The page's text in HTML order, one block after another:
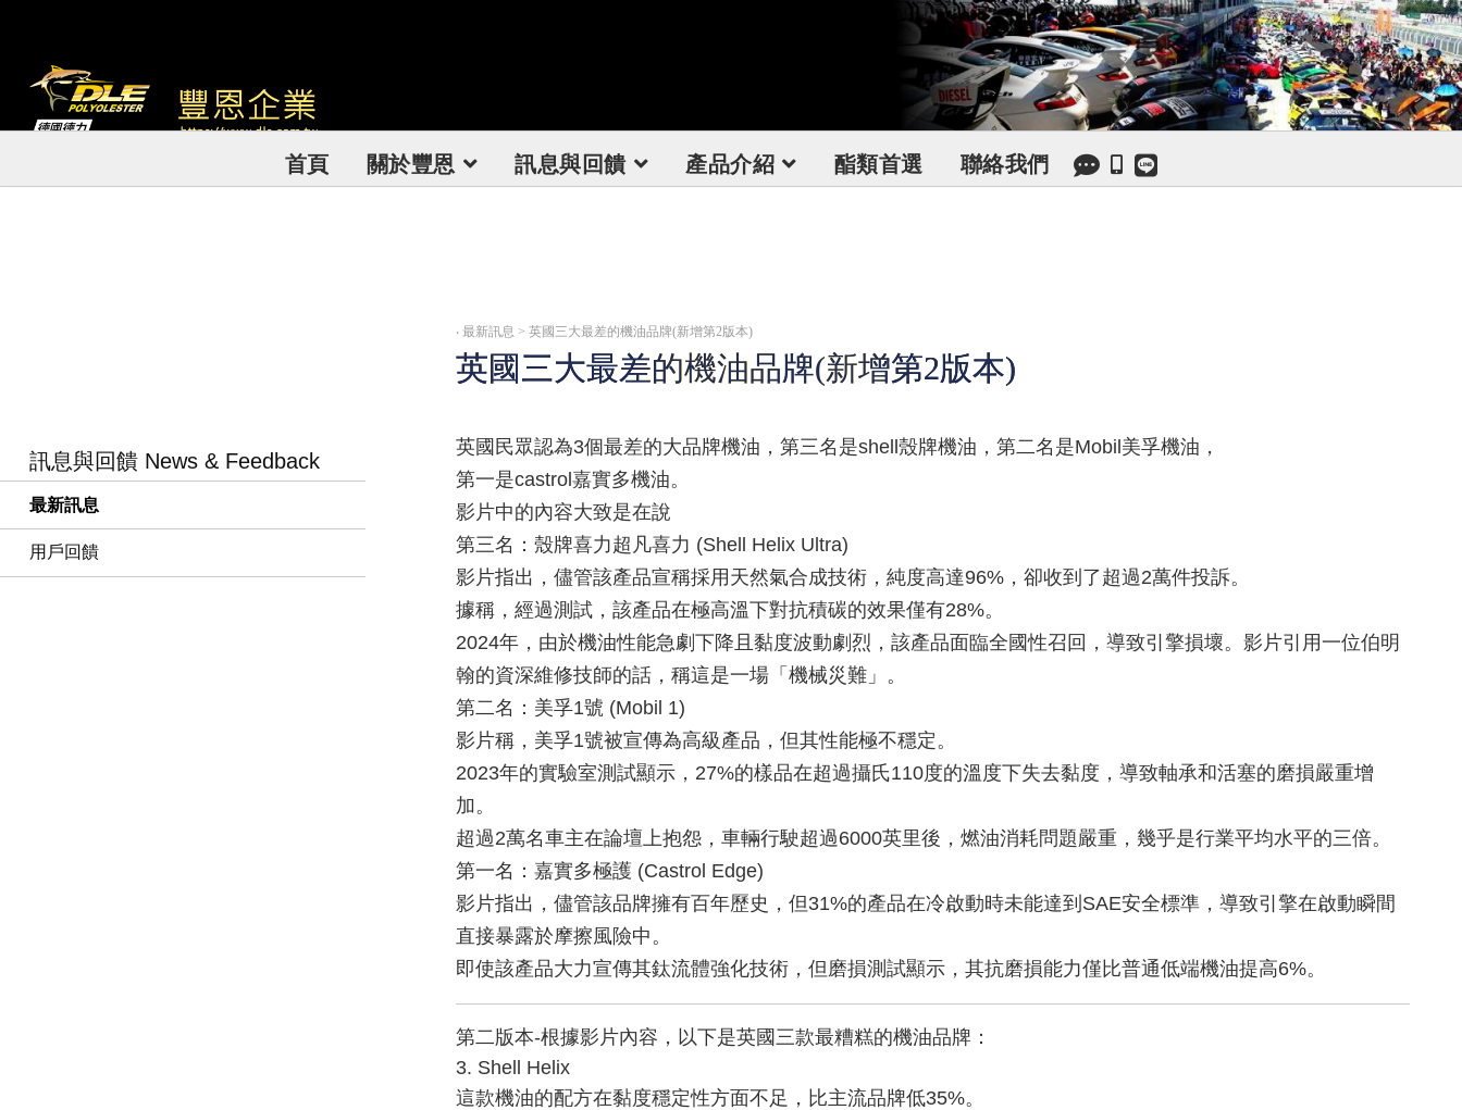
首頁 關於豐恩 訊息與回饋 產品介紹 酯類首選 聯絡我們
訊息與回饋 News & Feedback
最新訊息
用戶回饋
‧ 最新訊息 > 英國三大最差的機油品牌(新增第2版本)
英國三大最差的機油品牌(新增第2版本)
英國民眾認為3個最差的大品牌機油，第三名是shell殼牌機油，第二名是Mobil美孚機油，
第一是castrol嘉實多機油。
影片中的內容大致是在說
第三名：殼牌喜力超凡喜力 (Shell Helix Ultra)
影片指出，儘管該產品宣稱採用天然氣合成技術，純度高達96%，卻收到了超過2萬件投訴。
據稱，經過測試，該產品在極高溫下對抗積碳的效果僅有28%。
2024年，由於機油性能急劇下降且黏度波動劇烈，該產品面臨全國性召回，導致引擎損壞。影片引用一位伯明
翰的資深維修技師的話，稱這是一場「機械災難」。
第二名：美孚1號 (Mobil 1)
影片稱，美孚1號被宣傳為高級產品，但其性能極不穩定。
2023年的實驗室測試顯示，27%的樣品在超過攝氏110度的溫度下失去黏度，導致軸承和活塞的磨損嚴重增
加。
超過2萬名車主在論壇上抱怨，車輛行駛超過6000英里後，燃油消耗問題嚴重，幾乎是行業平均水平的三倍。
第一名：嘉實多極護 (Castrol Edge)
影片指出，儘管該品牌擁有百年歷史，但31%的產品在冷啟動時未能達到SAE安全標準，導致引擎在啟動瞬間
直接暴露於摩擦風險中。
即使該產品大力宣傳其鈦流體強化技術，但磨損測試顯示，其抗磨損能力僅比普通低端機油提高6%。
第二版本-根據影片內容，以下是英國三款最糟糕的機油品牌：
​3. Shell Helix
​這款機油的配方在黏度穩定性方面不足，比主流品牌低35%。